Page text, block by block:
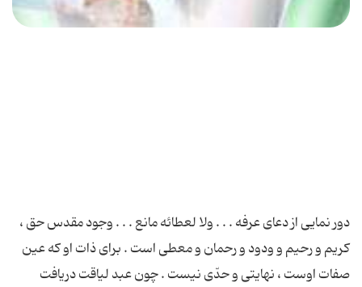
دور نمایی از دعای عرفه . . . ولا لعطائه مانع . . . وجود مقدس حق ،
کریم و رحیم و ودود و رحمان و معطی است . برای ذات او که عین
صفات اوست ، نهایتی و حدّی نیست . چون عبد لیاقت دریافت